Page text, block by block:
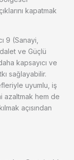
kapatmak
9 (Sanayi,
ve Güçlü
kapsayıcı ve
sağlayabilir.
uyumlu, iş
azaltmak hem de
açısından